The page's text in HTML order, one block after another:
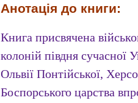
Анотація до книги:
Книга присвячена
колоній півдня сучасної
Ольвії Понтійської,
Боспорського царства